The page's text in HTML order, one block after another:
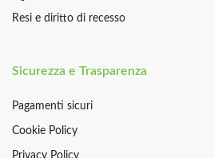
Resi e diritto di recesso
Sicurezza e Trasparenza
Pagamenti sicuri
Cookie Policy
Privacy Policy